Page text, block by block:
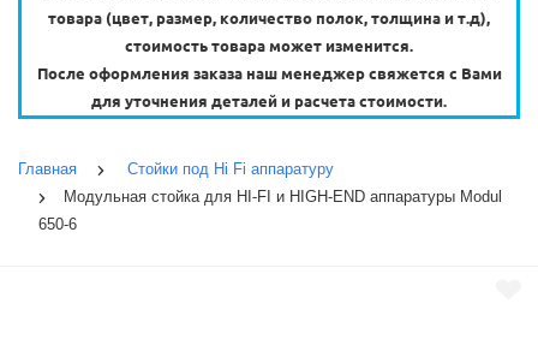
товара (цвет, размер, количество полок, толщина и т.д),
стоимость товара может изменится.
После оформления заказа наш менеджер свяжется с Вами
для уточнения деталей и расчета стоимости.
Главная
Стойки под Hi Fi аппаратуру
Модульная стойка для HI-FI и HIGH-END аппаратуры Modul
650-6